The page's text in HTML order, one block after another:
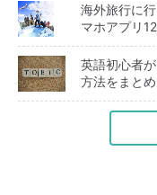
海外旅行に
マホアプリ
英語初心者
方法をまとめ